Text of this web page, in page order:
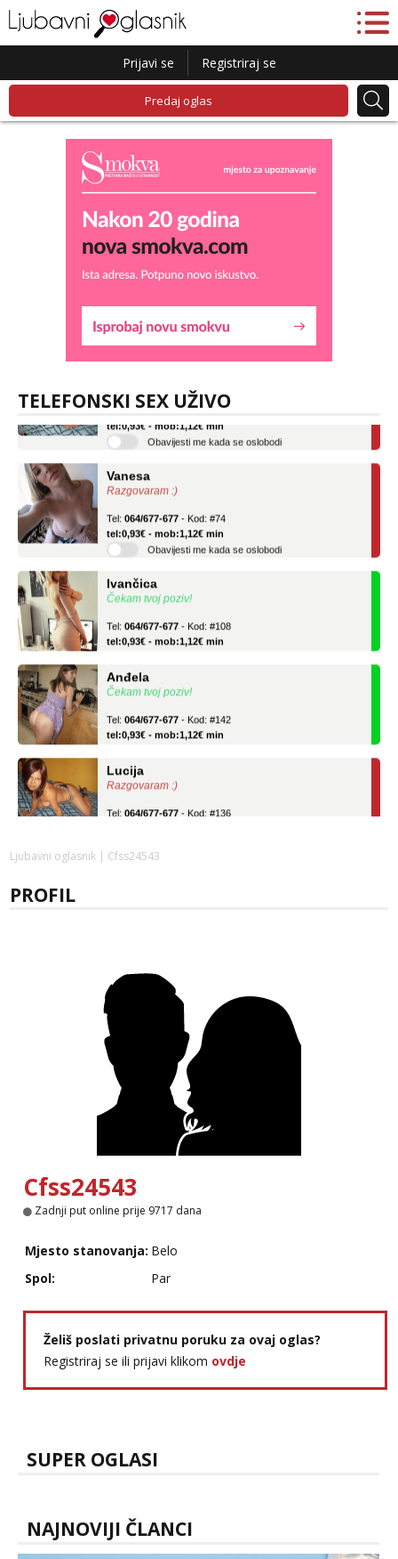
Prijavi se Registriraj se
Predaj oglas
TELEFONSKI SEX UŽIVO
Lucija
Tel: 064/677-677- Kod: #136
Obavijesti me kada se oslobodi
Vanesa
Razgovaram :)
Obavijesti me kada se oslobodi
Ivančica
Čekam tvoj poziv!
Anđela
Čekam tvoj poziv!
Lucija
Razgovaram :)
Ivančica
Čekam tvoj poziv!
Tel:
- Kod: #108
tel:0,93€ - mob:1,12€ min
Anđela
Čekam tvoj poziv!
- Kod: #142
tel:0,93€ - mob:1,12€ min
Ljubavni oglasnik | Cfss24543
PROFIL
Cfss24543
Zadnji put online prije 9717 dana
Mjesto stanovanja: Belo
Spol:
Par
Želiš poslati privatnu poruku za ovaj oglas?
Registriraj se ili prijavi klikom ovdje
SUPER OGLASI
NAJNOVIJI ČLANCI